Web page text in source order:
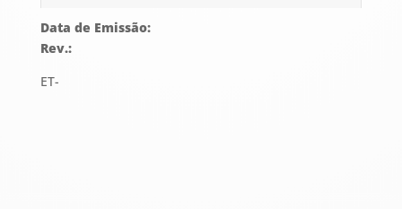
Data de Emissão:
Rev.:
ET-